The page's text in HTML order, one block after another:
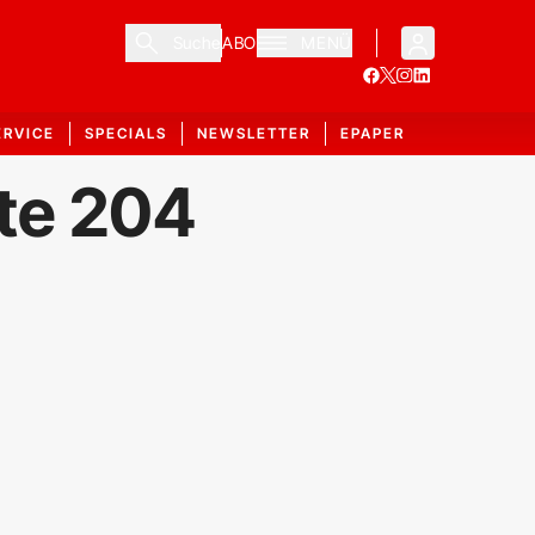
ABO
SPECIALS NEWSLETTER EPAPER
204